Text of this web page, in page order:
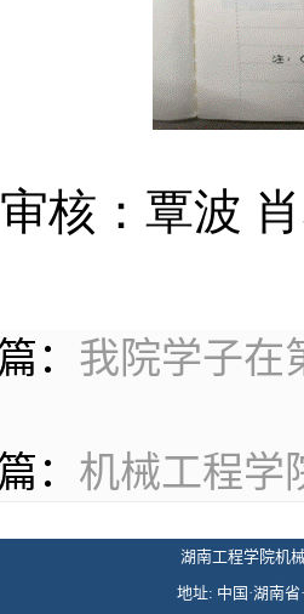
审核：覃波
： 我院学子在
： 机械工程学
湖南工程学院机
地址: 中国·湖南